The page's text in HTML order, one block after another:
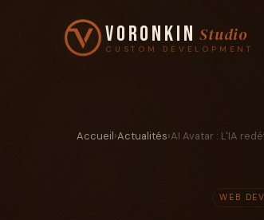
Voronkin Studio
CUSTOM DEVELOPMENT
Accueil›Actualités›AI Avatar : L'IA
WEB